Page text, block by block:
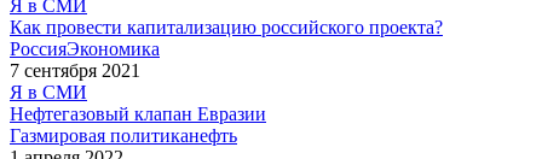
Я в СМИ
Как провести капитализацию российского проекта?
РоссияЭкономика
7 сентября 2021
Я в СМИ
Нефтегазовый клапан Евразии
Газмировая политиканефть